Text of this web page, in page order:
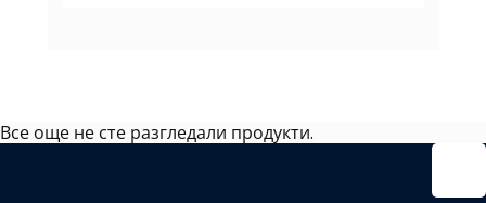
Все още не сте разгледали продукти.